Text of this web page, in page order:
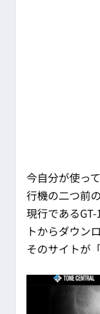
今自分が使っ
行機の二つ前
現行である
トからダウン
そのサイトが